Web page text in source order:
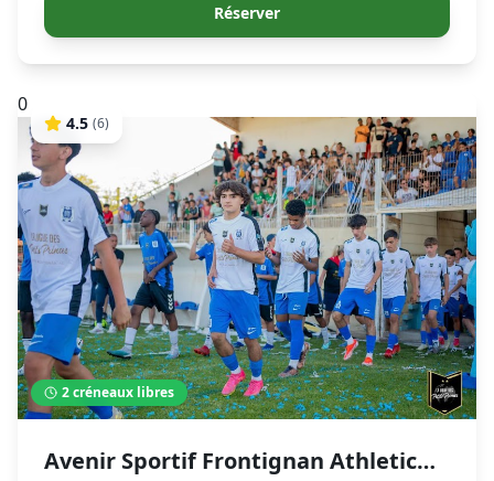
Réserver
0
4.5 (6)
2créneaux libres
Avenir Sportif Frontignan Athletic